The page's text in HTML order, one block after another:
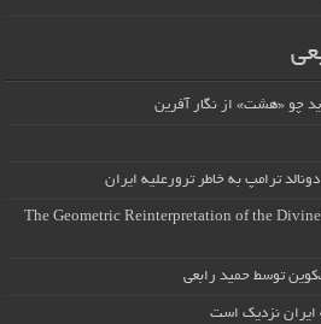
چو «هشت» از نگار آفرین
ترامپ به خاطر ترورعلیه ایران
The Geometric Reinterpretation of the
توسط حمید رابعی
ایران نزدیک است